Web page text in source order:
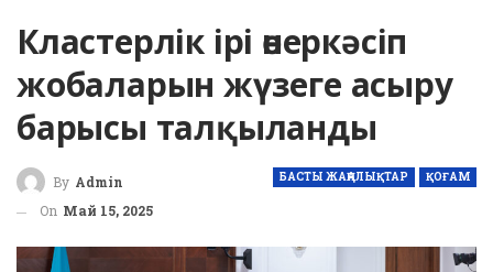
Кластерлік ірі өнеркәсіп
жобаларын жүзеге асыру
барысы талқыланды
БАСТЫ ЖАҢАЛЫҚТАР ҚОҒАМ
By Admin
On Май 15, 2025